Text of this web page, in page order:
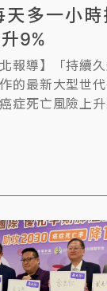
天多一小
9%
報導】「持續
的最新大型世
症死亡風險上
久坐，癌症死亡
降8%。即便是
長、多為年長